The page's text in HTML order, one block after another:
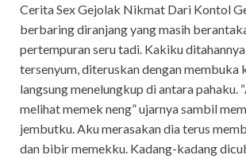
Cerita Sex Gejolak Nikmat Dari Kontol
berbaring diranjang yang masih
pertempuran seru tadi. Kakiku
tersenyum, diteruskan dengan membuka
langsung menelungkup di antara pahaku.
melihat memek neng” ujarnya sambil
jembutku. Aku merasakan dia terus
dan bibir memekku. Kadang-kadang